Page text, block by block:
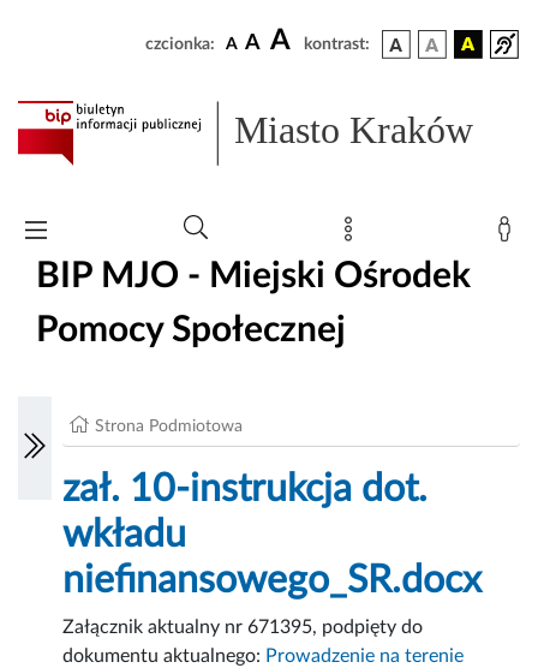
czcionka: A A A kontrast:
Miasto Kraków
BIP MJO - Miejski Ośrodek
Pomocy Społecznej
Strona Podmiotowa
zał. 10-instrukcja dot.
wkładu
niefinansowego_SR.docx
Załącznik aktualny nr 671395, podpięty do
dokumentu aktualnego: Prowadzenie na terenie